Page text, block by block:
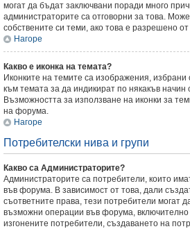
могат да бъдат заключвани поради много
администраторите са отговорни за това.
собствените си теми, ако това е разрешено
Нагоре
Какво е иконка на темата?
Иконките на темите са изображения, избрани
към темата за да индикират по някакъв
Възможността за използване на иконки за
на форума.
Нагоре
Потребителски нива и групи
Какво са Администраторите?
Администраторите са потребители, които
във форума. В зависимост от това, дали
съответните права, тези потребители могат
възможни операции във форума,
изгонените потребители, създаването на